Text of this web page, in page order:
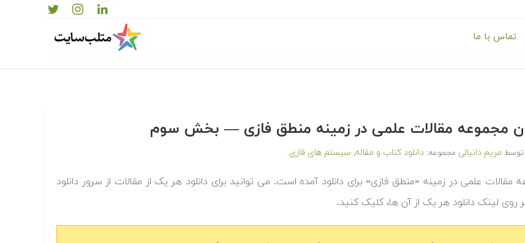
تماس با ما
مجموعه مقالات علمی در زمینه منطق فازی — بخش سوم
توسط مریم دانیالی مجموعه: دانلود کتاب و مقاله, سیستم های فازی
مقالات علمی در زمینه «منطق فازی» برای دانلود آمده است. می توانید برای دانلود هر یک از مقالات از سرور دانلود
روی لینک دانلود هر یک از آن ها، کلیک کنید.